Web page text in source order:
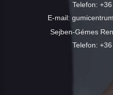
Telefon:
E-mail:
Sejben-Gémes
Telefon: